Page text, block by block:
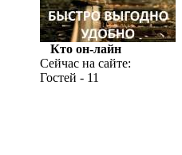
Кто он-лайн
Сейчас на сайте:
Гостей - 11